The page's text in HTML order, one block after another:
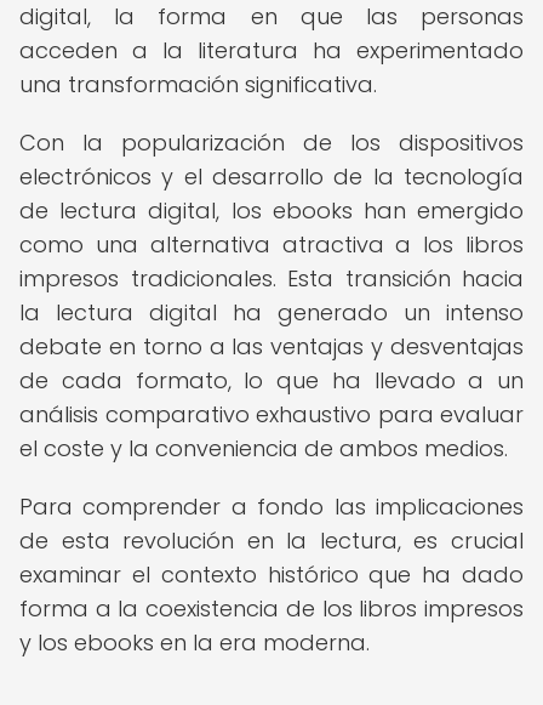
digital, la forma en que las personas
acceden a la literatura ha experimentado
una transformación significativa.
Con la popularización de los dispositivos
electrónicos y el desarrollo de la tecnología
de lectura digital, los ebooks han emergido
como una alternativa atractiva a los libros
impresos tradicionales. Esta transición hacia
la lectura digital ha generado un intenso
debate en torno a las ventajas y desventajas
de cada formato, lo que ha llevado a un
análisis comparativo exhaustivo para evaluar
el coste y la conveniencia de ambos medios.
Para comprender a fondo las implicaciones
de esta revolución en la lectura, es crucial
examinar el contexto histórico que ha dado
forma a la coexistencia de los libros impresos
y los ebooks en la era moderna.